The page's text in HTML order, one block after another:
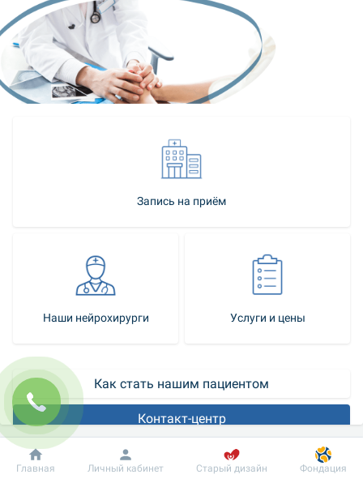
Запись на приём
Наши нейрохирурги Услуги и цены
Как стать нашим пациентом
Контакт-центр
Нейрохирургия - это ответвление хирургии, где единственным
Добробут Информация Пациенту
Главная Личный кабинет Старый дизайн Фондация